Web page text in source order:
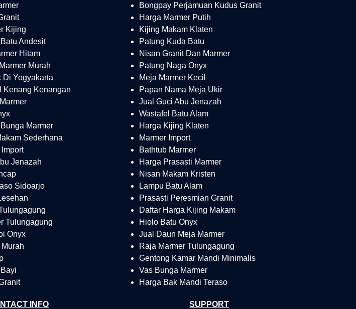
Kijing
Andesit
Hitam
Murah
Di Yogyakarta
Kenang Kenangan
Marmer
Sederhana
Jenazah
Sidoarjo
Tulungagung
Onyx
INFO
Bongpay Perjamuan Kudus Granit
Harga Marmer Putih
Kijing Makam Klaten
Patung Kuda Batu
Nisan Granit Dan Marmer
Patung Naga Onyx
Meja Marmer Kecil
Papan Nama Meja Ukir
Jual Guci Abu Jenazah
Wastafel Batu Alam
Harga Kijing Klaten
Marmer Import
Bathtub Marmer
Harga Prasasti Marmer
Nisan Makam Kristen
Lampu Batu Alam
Prasasti Peresmian Granit
Daftar Harga Kijing Makam
Hiolo Batu Onyx
Jual Daun Meja Marmer
Raja Marmer Tulungagung
Gentong Kamar Mandi Minimalis
Vas Bunga Marmer
Harga Bak Mandi Teraso
SUPPORT